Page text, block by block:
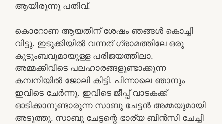
ആയിരുന്നു പതിവ്.
കൊറോണ ആയതിന് ശേഷം ഞങ്ങൾ കൊച്ചി
വിട്ടു. ഇടുക്കിയിൽ വന്നത് ഗ്രാമത്തിലേ ഒരു
കുടുംബവുമായുള്ള പരിജയത്തിലാ.
അമ്മക്കിവിടെ പലഹാരങ്ങളുണ്ടാക്കുന്ന
കമ്പനിയിൽ ജോലി കിട്ടി. പിന്നാലെ ഞാനും
ഇവിടെ ചേർന്നു. ഇവിടെ ജീപ്പ് വാടകക്ക്
ഓടിക്കാനുണ്ടാരുന്ന സാബു ചേട്ടൻ അമ്മയുമായി
അടുത്തു. സാബു ചേട്ടന്റെ ഭാര്യ ബിൻസി ചേച്ചി